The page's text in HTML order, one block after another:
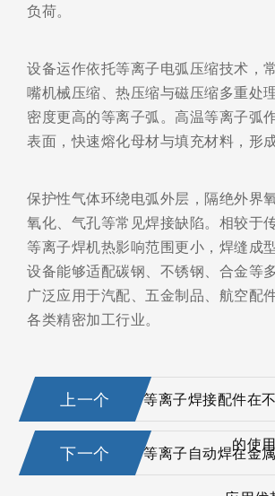
负荷。
设备运作依托等离子电弧压缩技术，
嘴机械压缩、热压缩与磁压缩多重处
密度更高的等离子弧。高温等离子弧
表面，快速熔化母材与填充材料，形
保护性气体环绕电弧外层，隔绝外界
氧化、气孔等常见焊接缺陷。相较于
等离子焊机热影响范围更小，焊缝成
设备能够适配碳钢、不锈钢、合金等
广泛应用于汽配、五金制品、航空配
各类精密加工行业。
上一个 等离子焊接配件在
的使用
下一个 等离子自动焊在金